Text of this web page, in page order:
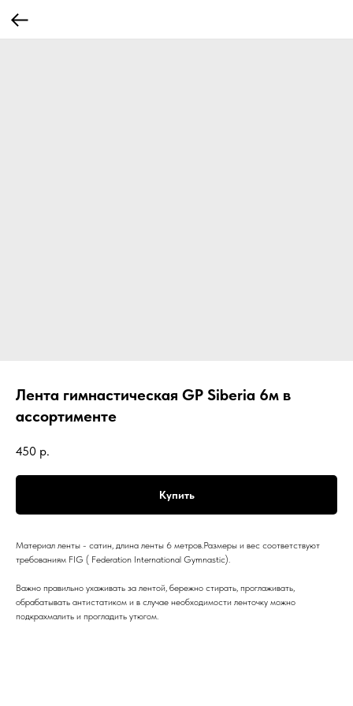
Лента гимнастическая GP Siberia 6м в
ассортименте
450 р.
Купить
Материал ленты - сатин, длина ленты 6 метров.Размеры и вес соответствуют
требованиям FIG ( Federation International Gymnastic).
Важно правильно ухаживать за лентой, бережно стирать, проглаживать,
обрабатывать антистатиком и в случае необходимости ленточку можно
подкрахмалить и прогладить утюгом.